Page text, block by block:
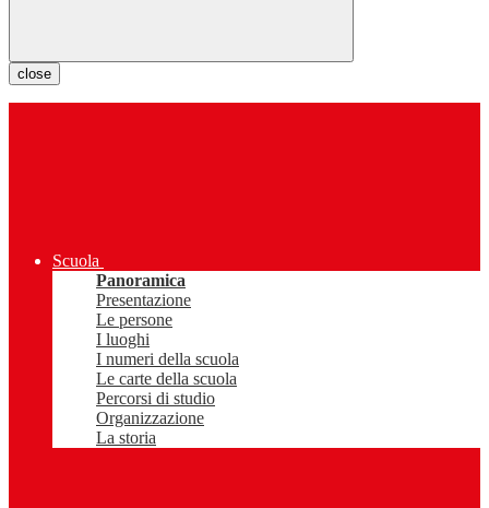
close
Scuola
Panoramica
Presentazione
Le persone
I luoghi
I numeri della scuola
Le carte della scuola
Percorsi di studio
Organizzazione
La storia